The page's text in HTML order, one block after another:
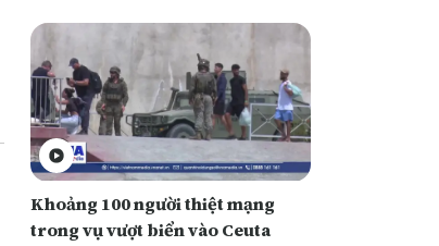
Khoảng 100 người thiệt mạng
trong vụ vượt biển vào Ceuta